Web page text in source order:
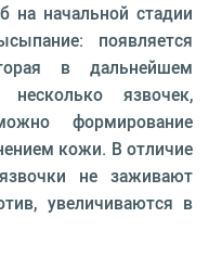
на начальной стадии
появляется
в дальнейшем
язвочек,
формирование
кожи. В отличие
не заживают
увеличиваются в